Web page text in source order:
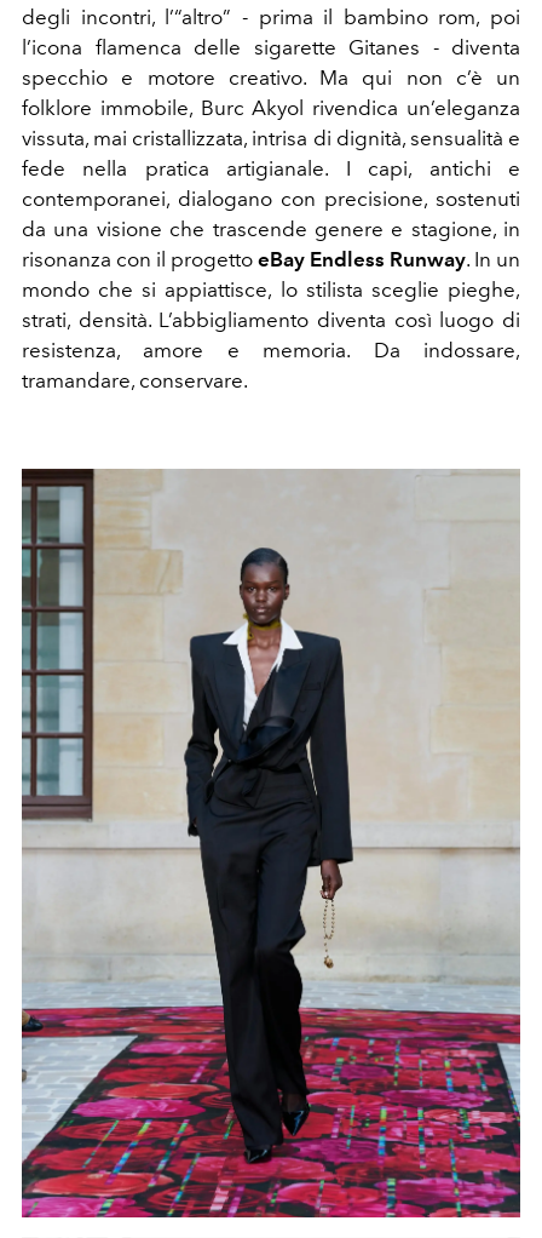
degli incontri, l’“altro” - prima il bambino rom, poi
l’icona flamenca delle sigarette Gitanes - diventa
specchio e motore creativo. Ma qui non c’è un
folklore immobile, Burc Akyol rivendica un’eleganza
vissuta, mai cristallizzata, intrisa di dignità, sensualità e
fede nella pratica artigianale. I capi, antichi e
contemporanei, dialogano con precisione, sostenuti
da una visione che trascende genere e stagione, in
risonanza con il progetto eBay Endless Runway. In un
mondo che si appiattisce, lo stilista sceglie pieghe,
strati, densità. L’abbigliamento diventa così luogo di
resistenza, amore e memoria. Da indossare,
tramandare, conservare.